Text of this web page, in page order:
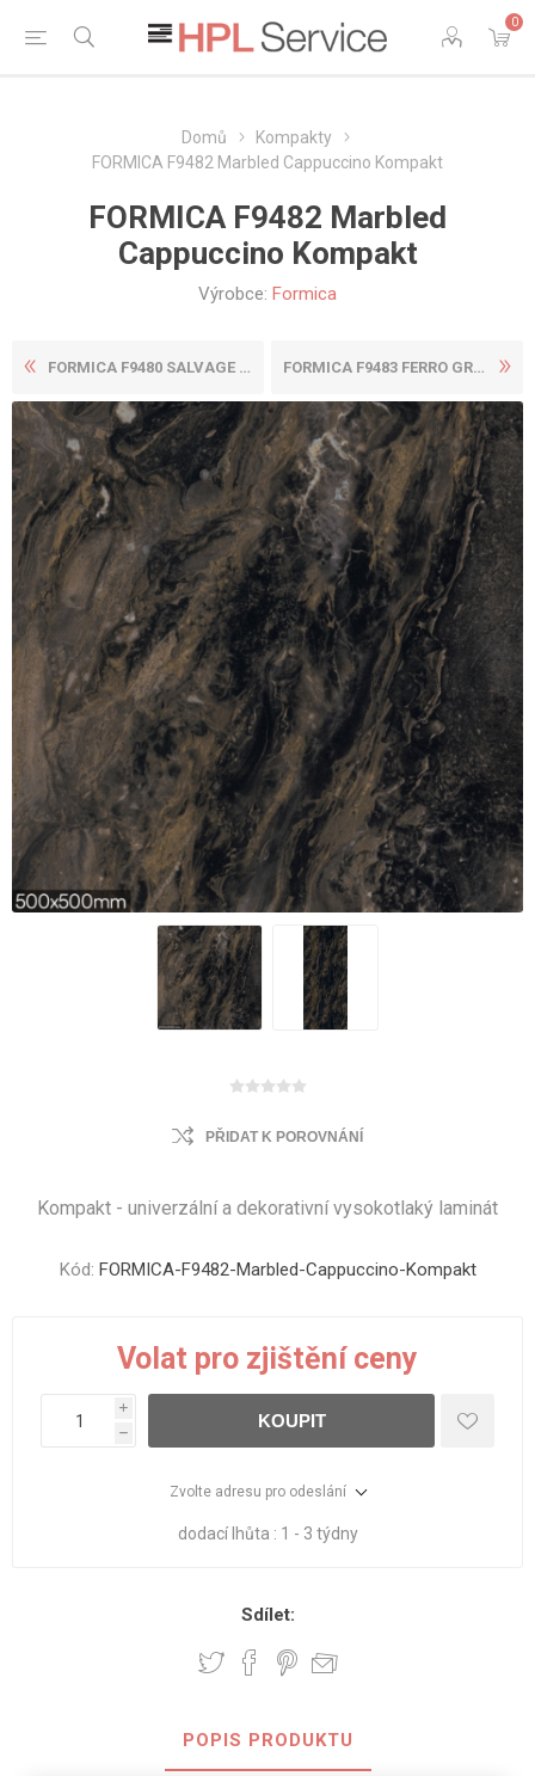
0
Domů
Kompakty
FORMICA F9482 Marbled Cappuccino Kompakt
FORMICA F9482 Marbled
Cappuccino Kompakt
Výrobce: Formica
FORMICA F9480 SALVAGE PLANK... FORMICA F9483 FERRO GRAFITE...
PŘIDAT K POROVNÁNÍ
Kompakt - univerzální a dekorativní vysokotlaký laminát
Kód: FORMICA-F9482-Marbled-Cappuccino-Kompakt
Volat pro zjištění ceny
i
h
KOUPIT
Zvolte adresu pro odeslání
dodací lhůta : 1 - 3 týdny
Sdílet:
POPIS PRODUKTU